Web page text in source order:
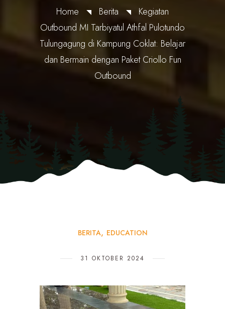
Home Berita
Kegiatan
Outbound MI Tarbiyatul Athfal Pulotundo
Tulungagung di Kampung Coklat: Belajar
dan Bermain dengan Paket Criollo Fun
Outbound
BERITA EDUCATION
31 OKTOBER 2024